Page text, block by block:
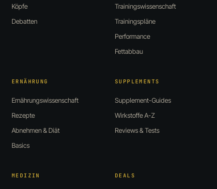
Köpfe
Debatten
Trainingswissenschaft
Trainingspläne
Performance
Fettabbau
ERNÄHRUNG
Ernährungswissenschaft
Rezepte
Abnehmen & Diät
Basics
SUPPLEMENTS
Supplement-Guides
Wirkstoffe A-Z
Reviews & Tests
MEDIZIN DEALS